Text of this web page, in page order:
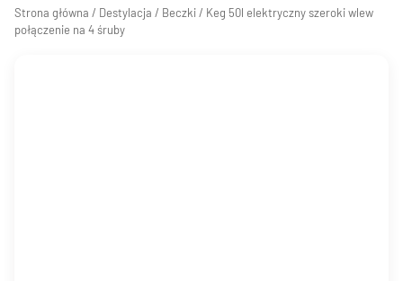
Strona główna / Destylacja / Beczki/ Keg 50l elektryczny szeroki wlew
połączenie na 4 śruby